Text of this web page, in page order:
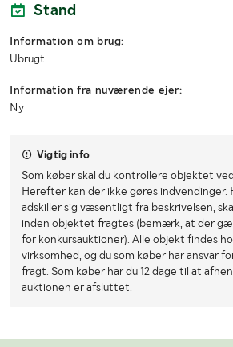
Stand
Information om brug:
Ubrugt
Information fra nuværende ejer:
Ny
Vigtig info
Som køber skal du kontrollere objektet
Herefter kan der ikke gøres indvendinger.
adskiller sig væsentligt fra beskrivelsen,
inden objektet fragtes (bemærk, at der
for konkursauktioner). Alle objekt findes
virksomhed, og du som køber har ansvar
fragt. Som køber har du 12 dage til at
auktionen er afsluttet.